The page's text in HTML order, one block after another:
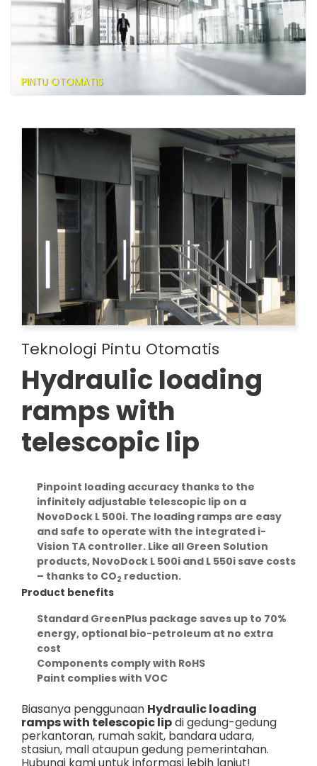
PINTU OTOMATIS
Teknologi Pintu Otomatis
Hydraulic loading
ramps with
telescopic lip
Pinpoint loading accuracy thanks to the
infinitely adjustable telescopic lip on a
NovoDock L 500i. The loading ramps are easy
and safe to operate with the integrated i-
Vision TA controller. Like all Green Solution
products, NovoDock L 500i and L 550i save costs
– thanks to CO2 reduction.
Product benefits
Standard GreenPlus package saves up to 70%
energy, optional bio-petroleum at no extra
cost
Components comply with RoHS
Paint complies with VOC
Biasanya penggunaan Hydraulic loading
ramps with telescopic lipdi gedung-gedung
perkantoran, rumah sakit, bandara udara,
stasiun, mall ataupun gedung pemerintahan.